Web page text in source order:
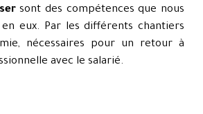
sont des compétences que nous
eux. Par les différents chantiers
nécessaires pour un retour à
avec le salarié.